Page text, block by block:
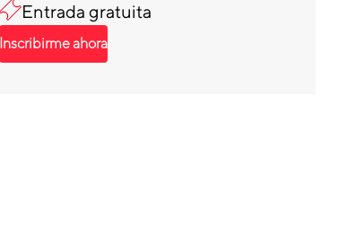
Entrada gratuita
Inscribirme ahora